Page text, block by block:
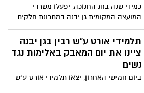
כמידי שנה בחג החנוכה, יפעלו משרדי
המועצה המקומית גן יבנה במתכונת חלקית
כשעובדי המועצה יצאו להשתלמות שנתית.
תלמידי אורט ע"ש רבין בגן יבנה
ציינו את יום המאבק באלימות נגד
נשים
ביום חמישי האחרון, יצאו תלמידי אורט ע"ש
רבין להביע את מחאתם נגד תופעת האלימות